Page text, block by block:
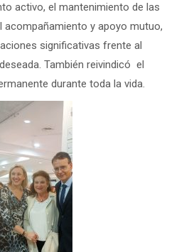
activo, el mantenimiento de las
acompañamiento y apoyo mutuo,
significativas frente al
También reivindicó el
durante toda la vida.